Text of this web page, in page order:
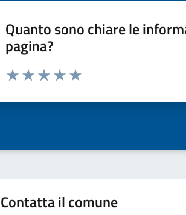
Quanto sono chiare le
pagina?
Valuta da 1 a 5 stelle la pagina
Contatta il comune